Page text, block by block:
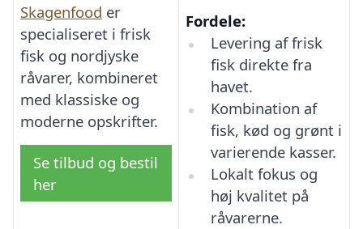
Skagenfood er
specialiseret i frisk
fisk og nordjyske
råvarer, kombineret
med klassiske og
moderne opskrifter.
Se tilbud og bestil
her
Fordele:
Levering af frisk
fisk direkte fra
havet.
Kombination af
fisk, kød og grønt i
varierende kasser.
Lokalt fokus og
høj kvalitet på
råvarerne.